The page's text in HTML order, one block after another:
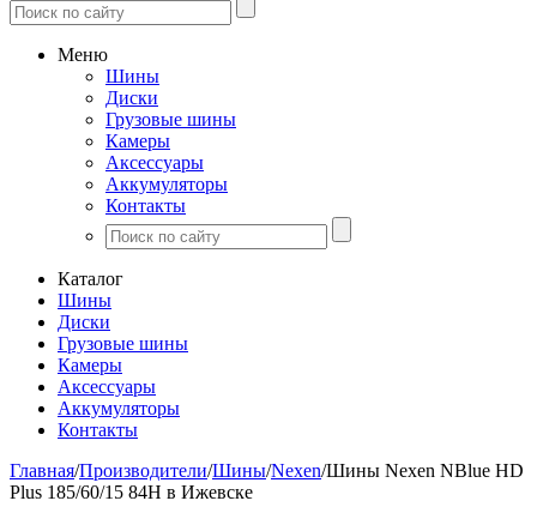
Меню
Шины
Диски
Грузовые шины
Камеры
Аксессуары
Аккумуляторы
Контакты
Каталог
Шины
Диски
Грузовые шины
Камеры
Аксессуары
Аккумуляторы
Контакты
Главная/Производители/Шины/Nexen/Шины Nexen NBlue HD
Plus 185/60/15 84Н в Ижевске